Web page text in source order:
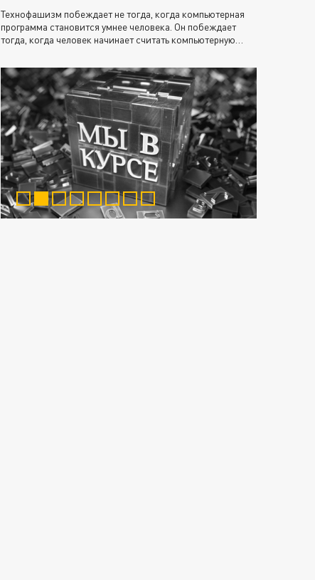
Технофашизм побеждает не тогда, когда компьютерная
программа становится умнее человека. Он побеждает
тогда, когда человек начинает считать компьютерную